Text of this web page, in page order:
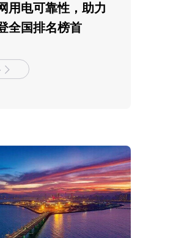
用电可靠性，助力
全国排名榜首